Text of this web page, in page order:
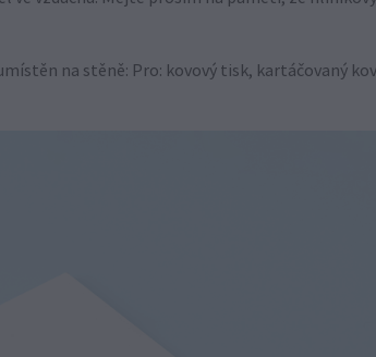
na stěně: Pro: kovový tisk, kartáčovaný